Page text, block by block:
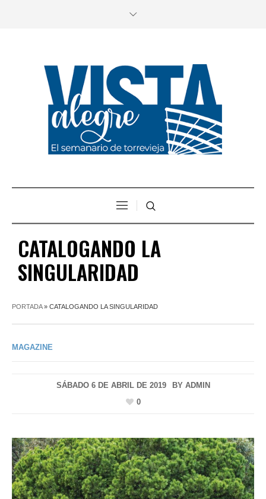
CATALOGANDO LA
SINGULARIDAD
PORTADA» CATALOGANDO LA SINGULARIDAD
MAGAZINE
SÁBADO 6 DE ABRIL DE 2019 BY ADMIN
0